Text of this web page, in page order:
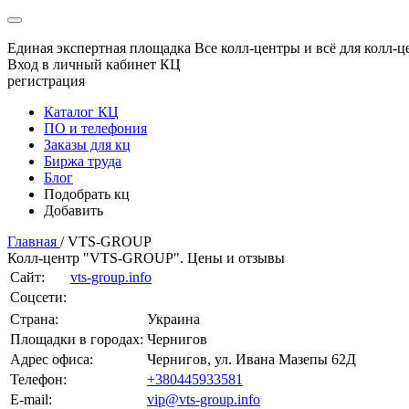
Единая экспертная площадка Все колл-центры и всё для колл-
Вход в личный кабинет КЦ
регистрация
Каталог КЦ
ПО и телефония
Заказы для кц
Биржа труда
Блог
Подобрать кц
Добавить
Главная / VTS-GROUP
Колл-центр "VTS-GROUP". Цены и отзывы
Сайт:
vts-group.info
Соцсети:
Страна:
Украина
Площадки в городах: Чернигов
Адрес офиса:
Чернигов, ул. Ивана Мазепы 62Д
Телефон:
+380445933581
E-mail:
vip@vts-group.info